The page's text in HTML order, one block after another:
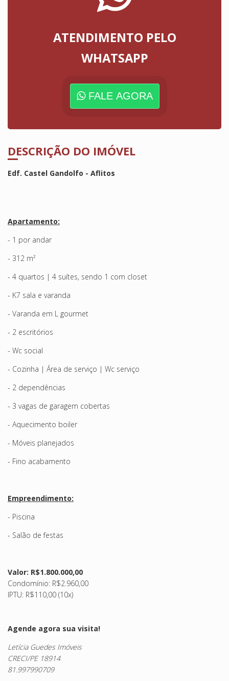
ATENDIMENTO PELO
WHATSAPP
FALE AGORA
DESCRIÇÃO DO IMÓVEL
Edf. Castel Gandolfo - Aflitos
Apartamento:
- 1 por andar
- 312 m²
- 4 quartos | 4 suítes, sendo 1 com closet
- K7 sala e varanda
- Varanda em L gourmet
- 2 escritórios
- Wc social
- Cozinha | Área de serviço | Wc serviço
- 2 dependências
- 3 vagas de garagem cobertas
- Aquecimento boiler
- Móveis planejados
- Fino acabamento
Empreendimento:
- Piscina
- Salão de festas
Valor: R$1.800.000,00
Condomínio: R$2.960,00
IPTU: R$110,00 (10x)
Agende agora sua visita!
Letícia Guedes Imóveis
CRECI/PE 18914
81.997990709